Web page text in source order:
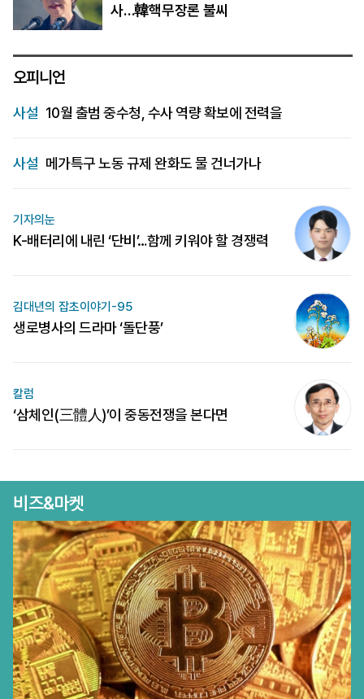
사…韓핵무장론 불씨
오피니언
사설 10월 출범 중수청, 수사 역량 확보에 전력을
사설 메가특구 노동 규제 완화도 물 건너가나
기자의눈
K-배터리에 내린 ‘단비’…함께 키워야 할 경쟁력
김대년의 잡초이야기-95
생로병사의 드라마 ‘돌단풍’
칼럼
‘삼체인(三體人)’이 중동전쟁을 본다면
비즈&마켓